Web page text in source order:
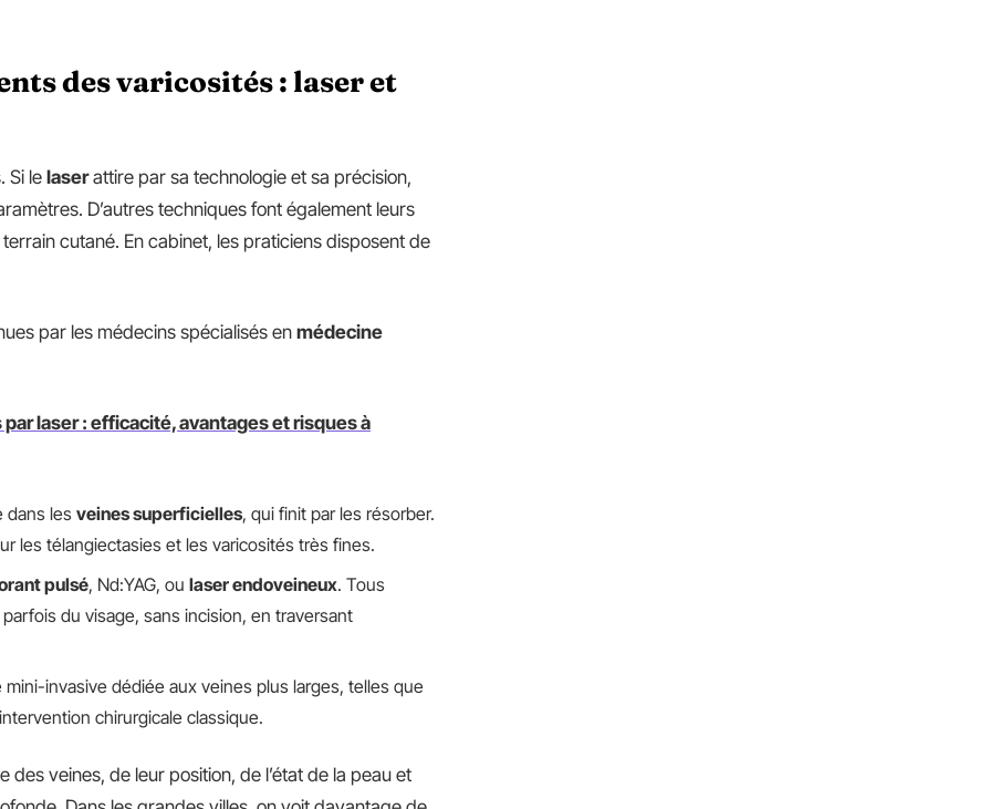
des varicosités : laser et
Si le laserattire par sa technologie et sa précision,
D’autres techniques font également leurs
cutané. En cabinet, les praticiens disposent de
par les médecins spécialisés en médecine
laser : efficacité, avantages et risques à
dans les veines superficielles, qui finit par les résorber.
les télangiectasies et les varicosités très fines.
pulsé, Nd:YAG, ou laser endoveineux. Tous
parfois du visage, sans incision, en traversant
mini-invasive dédiée aux veines plus larges, telles que
chirurgicale classique.
des veines, de leur position, de l’état de la peau et